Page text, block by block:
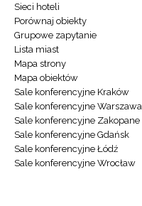
Sieci hoteli
Porównaj obiekty
Grupowe zapytanie
Lista miast
Mapa strony
Mapa obiektów
Sale konferencyjne Kraków
Sale konferencyjne Warszawa
Sale konferencyjne Zakopane
Sale konferencyjne Gdańsk
Sale konferencyjne Łódź
Sale konferencyjne Wrocław